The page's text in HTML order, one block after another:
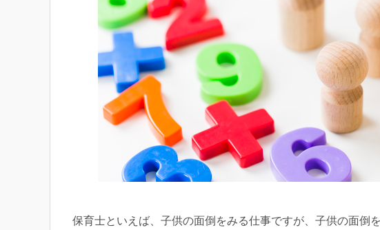
保育士といえば、子供の面倒をみる仕事ですが、子供の面倒